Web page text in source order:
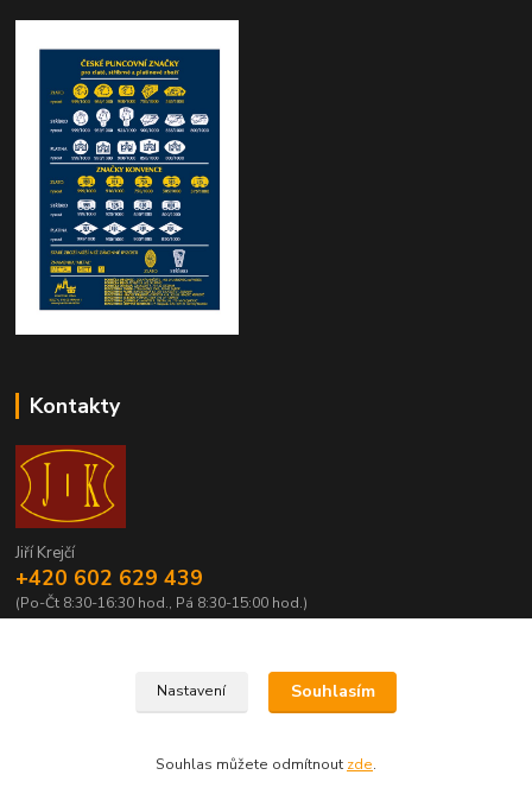
Kontakty
Jiří Krejčí
+420 602 629 439
(Po-Čt 8:30-16:30 hod., Pá 8:30-15:00 hod.)
Nastavení Souhlasím
Souhlas můžete odmítnout zde.